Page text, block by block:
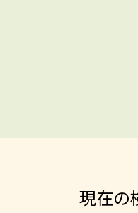
現在の